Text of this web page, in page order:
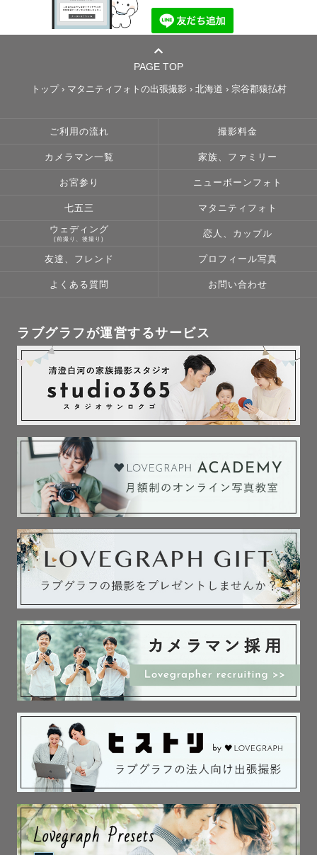
PAGE TOP
トップ› マタニティフォトの出張撮影 › 北海道 › 宗谷郡猿払村
ご利用の流れ 撮影料金
カメラマン一覧 家族、ファミリー
お宮参り ニューボーンフォト
七五三 マタニティフォト
ウェディング
(前撮り、後撮り)
恋人、カップル
友達、フレンド プロフィール写真
よくある質問 お問い合わせ
ラブグラフが運営するサービス